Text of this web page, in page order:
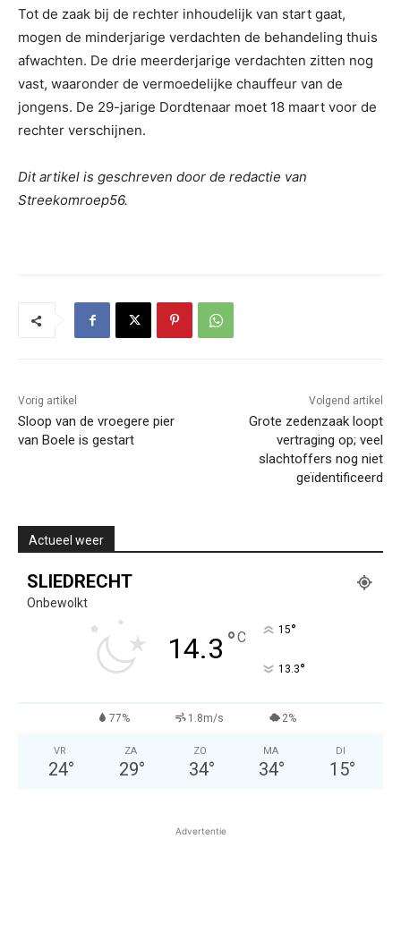
Tot de zaak bij de rechter inhoudelijk van start gaat,
mogen de minderjarige verdachten de behandeling thuis
afwachten. De drie meerderjarige verdachten zitten nog
vast, waaronder de vermoedelijke chauffeur van de
jongens. De 29-jarige Dordtenaar moet 18 maart voor de
rechter verschijnen.
Dit artikel is geschreven door de redactie van
Streekomroep56.
Vorig artikel
Sloop van de vroegere pier
van Boele is gestart
Volgend artikel
Grote zedenzaak loopt
vertraging op; veel
slachtoffers nog niet
geïdentificeerd
Actueel weer
SLIEDRECHT
Onbewolkt
14.3 °C 15°
13.3°
77% 1.8m/s 2%
VR
24°
ZA
29°
ZO
34°
MA
34°
DI
15°
Advertentie